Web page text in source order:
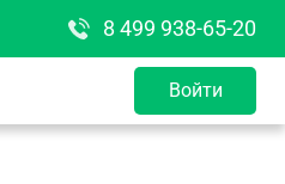
8 499 938-65-20
Войти